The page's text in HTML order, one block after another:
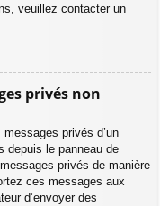
veuillez contacter un
privés non
privés d’un
depuis le panneau de
privés de manière
ces messages aux
d’envoyer des